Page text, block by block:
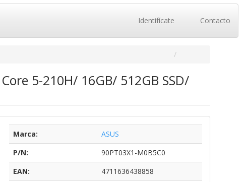
Identifícate Contacto
5-210H/ 16GB/ 512GB SSD/
Marca:
ASUS
P/N:
90PT03X1-M0B5C0
EAN:
4711636438858